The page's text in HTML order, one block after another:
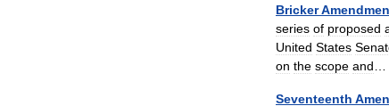
Bricker
series of proposed
United States
on the scope and
Seventeenth